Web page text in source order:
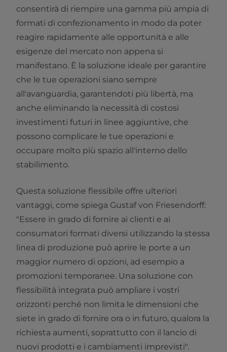
consentirà di riempire una gamma più ampia di
formati di confezionamento in modo da poter
reagire rapidamente alle opportunità e alle
esigenze del mercato non appena si
manifestano. È la soluzione ideale per garantire
che le tue operazioni siano sempre
all'avanguardia, garantendoti più libertà, ma
anche eliminando la necessità di costosi
investimenti futuri in linee aggiuntive, che
possono complicare le tue operazioni e
occupare molto più spazio all'interno dello
stabilimento.
Questa soluzione flessibile offre ulteriori
vantaggi, come spiega Gustaf von Friesendorff:
"Essere in grado di fornire ai clienti e ai
consumatori formati diversi utilizzando la stessa
linea di produzione può aprire le porte a un
maggior numero di opzioni, ad esempio a
promozioni temporanee. Una soluzione con
flessibilità integrata può ampliare i vostri
orizzonti perché non limita le dimensioni che
siete in grado di fornire ora o in futuro, qualora la
richiesta aumenti, soprattutto con il lancio di
nuovi prodotti e i cambiamenti imprevisti".